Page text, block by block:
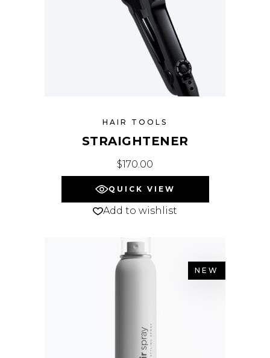
HAIR TOOLS
STRAIGHTENER
$170.00
QUICK VIEW
Add to wishlist
NEW